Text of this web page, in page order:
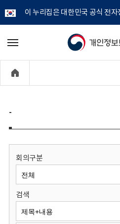
이 누리집은 대한민국 공식 전
개
정
보
원
메
기
-
회의구분
검색